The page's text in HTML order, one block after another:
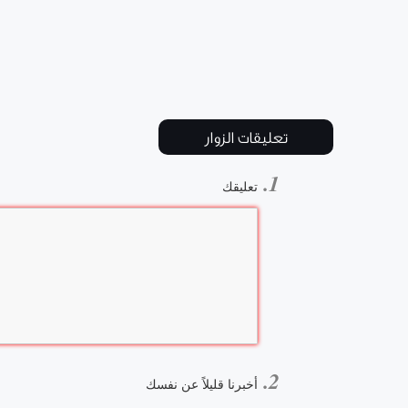
تعليقات الزوار
تعليقك
أخبرنا قليلاً عن نفسك